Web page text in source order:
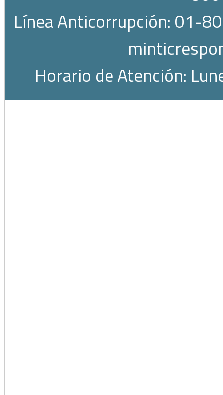
Línea Anticorrupción: 01-
Horario de Atención: